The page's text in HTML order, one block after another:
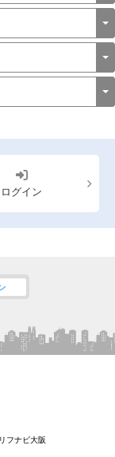
ログイン
フナビ大阪